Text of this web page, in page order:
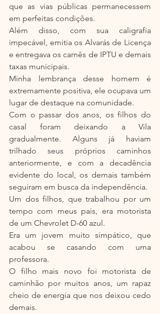
que as vias públicas permanecessem
em perfeitas condições.
Além disso, com sua caligrafia
impecável, emitia os Alvarás de Licença
e entregava os carnês de IPTU e demais
taxas municipais.
Minha lembrança desse homem é
extremamente positiva, ele ocupava um
lugar de destaque na comunidade.
Com o passar dos anos, os filhos do
casal foram deixando a Vila
gradualmente. Alguns já haviam
trilhado seus próprios caminhos
anteriormente, e com a decadência
evidente do local, os demais também
seguiram em busca da independência.
Um dos filhos, que trabalhou por um
tempo com meus pais, era motorista
de um Chevrolet D-60 azul.
Era um jovem muito simpático, que
acabou se casando com uma
professora.
O filho mais novo foi motorista de
caminhão por muitos anos, um rapaz
cheio de energia que nos deixou cedo
demais.